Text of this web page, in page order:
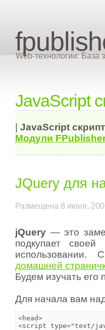
Web-технологии: База
JavaScript
JavaScript
Модули
JQuery для
Размещена 8 июня,
jQuery — это
подкупает
домашней
Будем изучать его
Для начала вам
<script type="text/